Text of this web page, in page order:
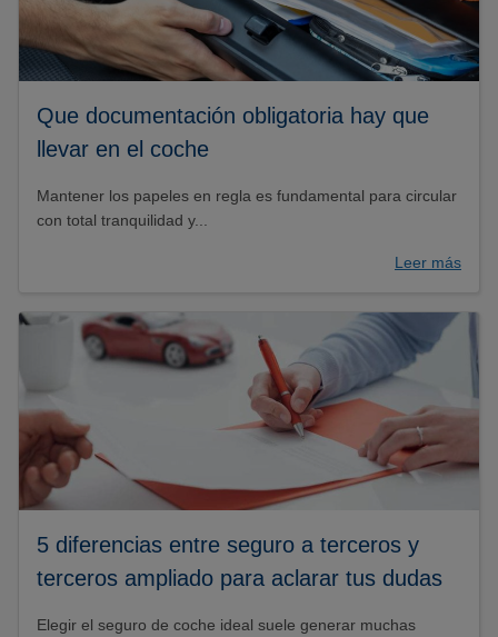
Que documentación obligatoria hay que
llevar en el coche
Mantener los papeles en regla es fundamental para circular
con total tranquilidad y...
Leer más
5 diferencias entre seguro a terceros y
terceros ampliado para aclarar tus dudas
Elegir el seguro de coche ideal suele generar muchas